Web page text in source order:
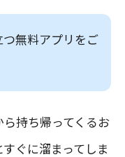
無料アプリをご
持ち帰ってくるお
ぐに溜まってしま